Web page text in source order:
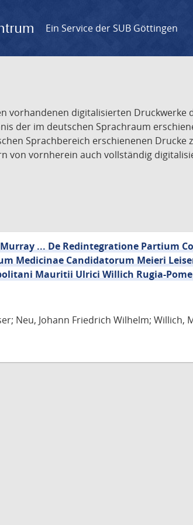
Ein Service der SUB Göttingen
vorhandenen digitalisierten Druckwerke
der im deutschen Sprachraum
Sprachbereich erschienenen Drucke
von vornherein auch vollständig
... De Redintegratione Partium
Medicinae Candidatorum Meieri
Mauritii Ulrici Willich Rugia-
Neu, Johann Friedrich Wilhelm; Willich,